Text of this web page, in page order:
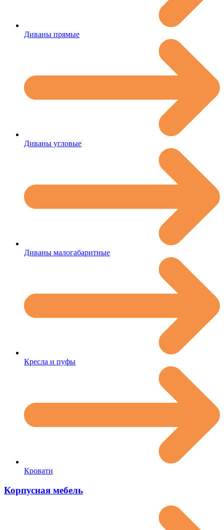
Диваны прямые
Диваны угловые
Диваны малогабаритные
Кресла и пуфы
Кровати
Корпусная мебель